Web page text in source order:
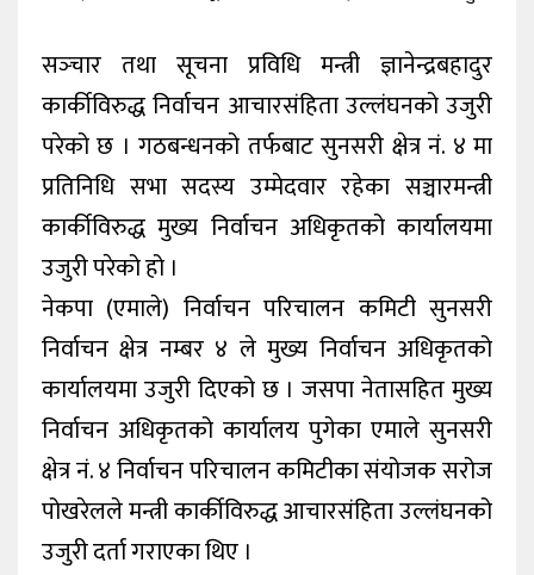
सञ्‍चार तथा सूचना प्रविधि मन्त्री ज्ञानेन्द्रबहादुर
कार्कीविरुद्ध निर्वाचन आचारसंहिता उल्लंघनको उजुरी
परेको छ । गठबन्धनको तर्फबाट सुनसरी क्षेत्र नं. ४ मा
प्रतिनिधि सभा सदस्य उम्मेदवार रहेका सञ्चारमन्त्री
कार्कीविरुद्ध मुख्य निर्वाचन अधिकृतको कार्यालयमा
उजुरी परेको हो ।
नेकपा (एमाले) निर्वाचन परिचालन कमिटी सुनसरी
निर्वाचन क्षेत्र नम्बर ४ ले मुख्य निर्वाचन अधिकृतको
कार्यालयमा उजुरी दिएको छ । जसपा नेतासहित मुख्य
निर्वाचन अधिकृतको कार्यालय पुगेका एमाले सुनसरी
क्षेत्र नं. ४ निर्वाचन परिचालन कमिटीका संयोजक सरोज
पोखरेलले मन्त्री कार्कीविरुद्ध आचारसंहिता उल्लंघनको
उजुरी दर्ता गराएका थिए ।